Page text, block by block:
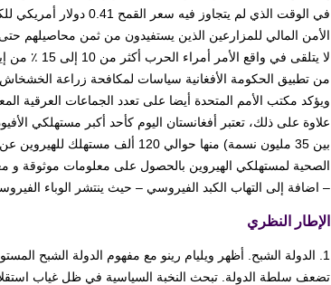
في الوقت الذي لم
الأمن المالي للمزارعين الذين يستفيدون من ثمن محاصيلهم
لا يتلقى
ويؤكد مكتب الأمم المتحدة أيضا على تعدد الجماعات العرقية
بين 35 مليون نسمة) منها حوالي
الصحية لمستهلكي الهيروين بالحصول على معلومات موثوقة و
– اضافة إلى التهاب الكبد الفيروسي – حيث ينتشر الوباء
الإطار النظري
1. الدولة الشبح. أظهر ويليام رينو مع مفهوم الدولة الشبح
تضعف سلطة الدولة. تبحث النخبة السياسية في ظل غياب